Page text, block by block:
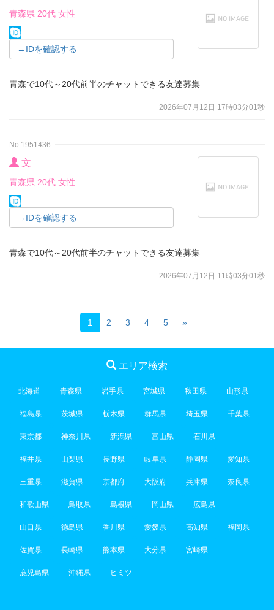
青森県 20代 女性
→IDを確認する
青森で10代～20代前半のチャットできる友達募集
2026年07月12日 17時03分01秒
No.1951436
文
青森県 20代 女性
→IDを確認する
青森で10代～20代前半のチャットできる友達募集
2026年07月12日 11時03分01秒
1 2 3 4 5 »
エリア検索
北海道 青森県 岩手県 宮城県 秋田県 山形県
福島県 茨城県 栃木県 群馬県 埼玉県 千葉県
東京都 神奈川県 新潟県 富山県 石川県
福井県 山梨県 長野県 岐阜県 静岡県 愛知県
三重県 滋賀県 京都府 大阪府 兵庫県 奈良県
和歌山県 鳥取県 島根県 岡山県 広島県
山口県 徳島県 香川県 愛媛県 高知県 福岡県
佐賀県 長崎県 熊本県 大分県 宮崎県
鹿児島県 沖縄県 ヒミツ